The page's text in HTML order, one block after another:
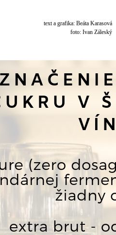
text a grafika: Beáta Karasová
foto: Ivan Záleský